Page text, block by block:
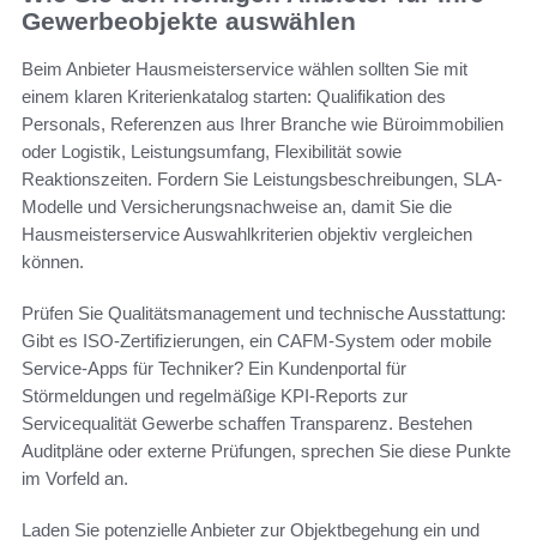
Gewerbeobjekte auswählen
Beim Anbieter Hausmeisterservice wählen sollten Sie mit
einem klaren Kriterienkatalog starten: Qualifikation des
Personals, Referenzen aus Ihrer Branche wie Büroimmobilien
oder Logistik, Leistungsumfang, Flexibilität sowie
Reaktionszeiten. Fordern Sie Leistungsbeschreibungen, SLA-
Modelle und Versicherungsnachweise an, damit Sie die
Hausmeisterservice Auswahlkriterien objektiv vergleichen
können.
Prüfen Sie Qualitätsmanagement und technische Ausstattung:
Gibt es ISO-Zertifizierungen, ein CAFM-System oder mobile
Service-Apps für Techniker? Ein Kundenportal für
Störmeldungen und regelmäßige KPI-Reports zur
Servicequalität Gewerbe schaffen Transparenz. Bestehen
Auditpläne oder externe Prüfungen, sprechen Sie diese Punkte
im Vorfeld an.
Laden Sie potenzielle Anbieter zur Objektbegehung ein und